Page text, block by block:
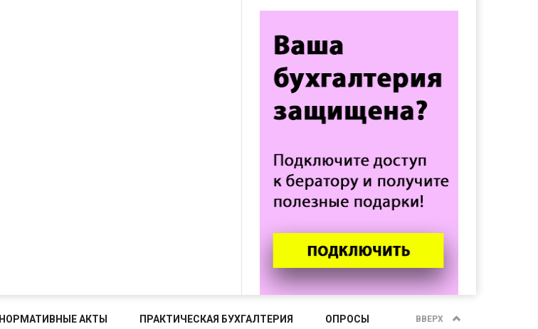
НОРМАТИВНЫЕ АКТЫ ПРАКТИЧЕСКАЯ БУХГАЛТЕРИЯ ОПРОСЫ ВВЕРХ